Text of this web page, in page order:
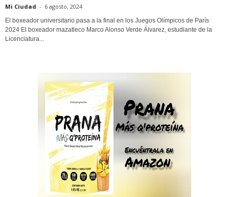
Mi Ciudad - 6 agosto, 2024
El boxeador universitario pasa a la final en los Juegos Olímpicos de París
2024 El boxeador mazatleco Marco Alonso Verde Álvarez, estudiante de la
Licenciatura...